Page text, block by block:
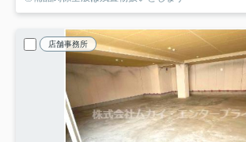
店舗事務所